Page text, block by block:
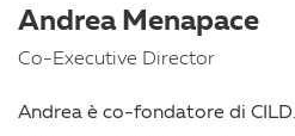
Andrea Menapace
Co-Executive Director
Andrea è co-fondatore di